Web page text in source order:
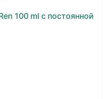
100 ml с постоянной